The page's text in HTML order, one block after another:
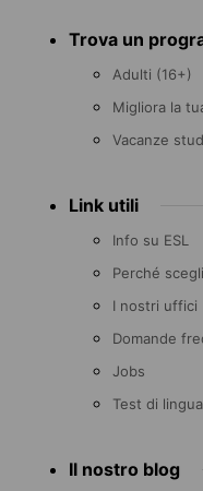
menuTrova un
Adulti (16+)
Migliora la
Vacanze
Link utili
Info su ESL
Perché
I nostri uffici
Domande
Jobs
Test di
Il nostro blog